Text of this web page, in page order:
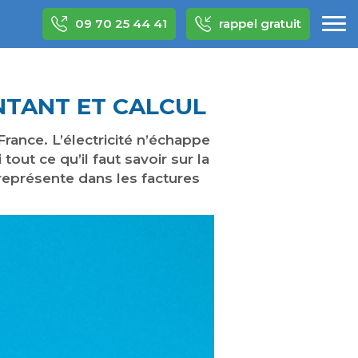
09 70 25 44 41 rappel gratuit
ET CALCUL
L’électricité n’échappe
ce qu’il faut savoir sur la
dans les factures